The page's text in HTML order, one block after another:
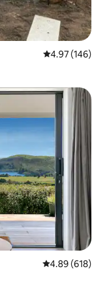
평점 4.97점(5
4.97 (146)
평점 4.89점(5
4.89 (618)